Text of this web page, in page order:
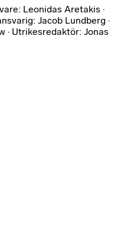
Leonidas Aretakis ·
Jacob Lundberg ·
· Utrikesredaktör: Jonas